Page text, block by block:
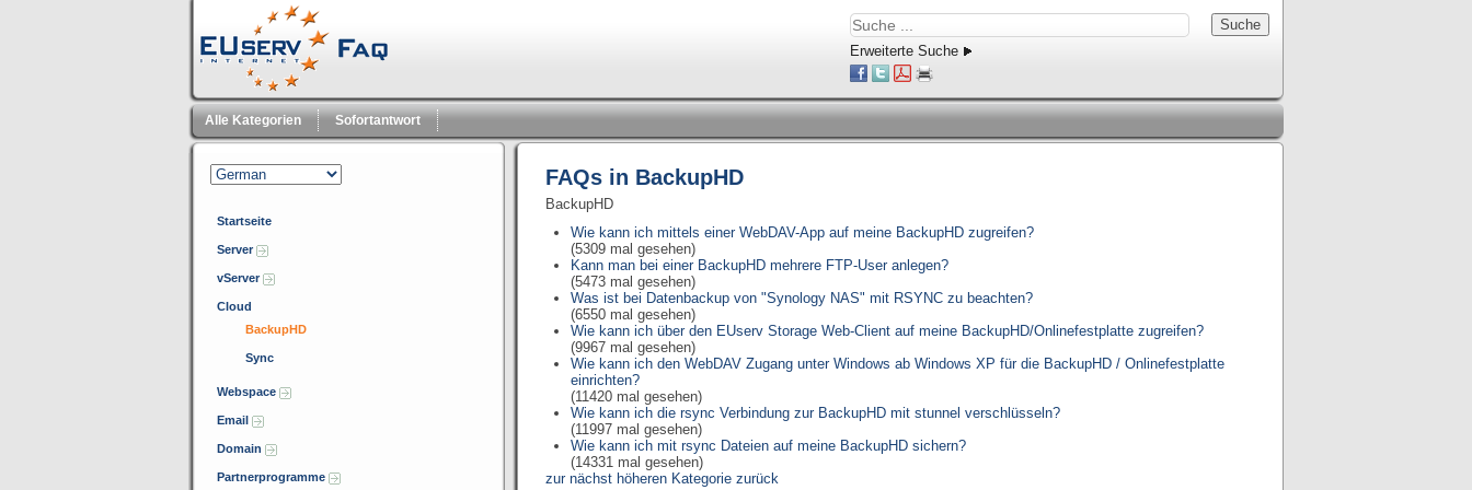
Erweiterte Suche
Alle Kategorien Sofortantwort
Startseite
Server
vServer
Cloud
BackupHD
Sync
Webspace
Email
Domain
Partnerprogramme
FAQs in BackupHD
BackupHD
Wie kann ich mittels einer WebDAV-App auf meine BackupHD zugreifen?
(5309 mal gesehen)
Kann man bei einer BackupHD mehrere FTP-User anlegen?
(5473 mal gesehen)
Was ist bei Datenbackup von "Synology NAS" mit RSYNC zu beachten?
(6550 mal gesehen)
Wie kann ich über den EUserv Storage Web-Client auf meine BackupHD/Onlinefestplatte zugreifen?
(9967 mal gesehen)
Wie kann ich den WebDAV Zugang unter Windows ab Windows XP für die BackupHD / Onlinefestplatte
einrichten?
(11420 mal gesehen)
Wie kann ich die rsync Verbindung zur BackupHD mit stunnel verschlüsseln?
(11997 mal gesehen)
Wie kann ich mit rsync Dateien auf meine BackupHD sichern?
(14331 mal gesehen)
zur nächst höheren Kategorie zurück